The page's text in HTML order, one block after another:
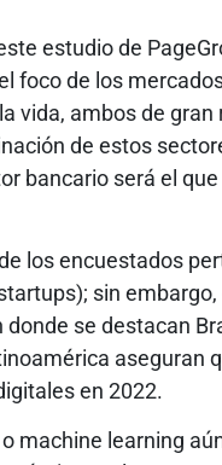
estudio de
foco de los
vida, ambos de
de estos
bancario será el
los encuestados
sin embargo,
se destacan
aseguran
en 2022.
machine learning